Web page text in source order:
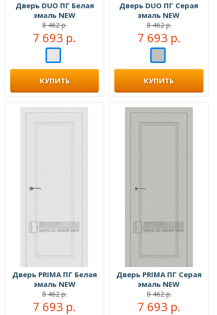
Дверь DUO ПГ Белая
эмаль NEW
8 462 р.
7 693 р.
КУПИТЬ
Дверь DUO ПГ Серая
эмаль NEW
8 462 р.
7 693 р.
КУПИТЬ
Дверь PRIMA ПГ Белая
эмаль NEW
8 462 р.
7 693 р.
Дверь PRIMA ПГ Серая
эмаль NEW
8 462 р.
7 693 р.